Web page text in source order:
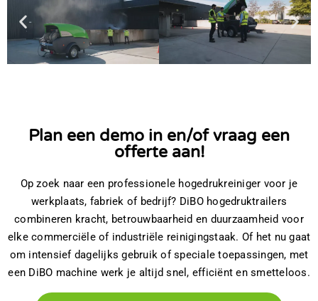
Plan een demo in en/of vraag een
offerte aan!
Op zoek naar een professionele hogedrukreiniger voor je
werkplaats, fabriek of bedrijf? DiBO hogedruktrailers
combineren kracht, betrouwbaarheid en duurzaamheid voor
elke commerciële of industriële reinigingstaak. Of het nu gaat
om intensief dagelijks gebruik of speciale toepassingen, met
een DiBO machine werk je altijd snel, efficiënt en smetteloos.